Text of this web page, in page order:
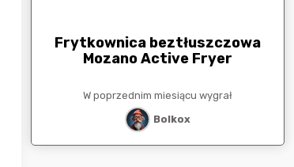
Frytkownica beztłuszczowa
Mozano Active Fryer
W poprzednim miesiącu wygrał
Bolkox